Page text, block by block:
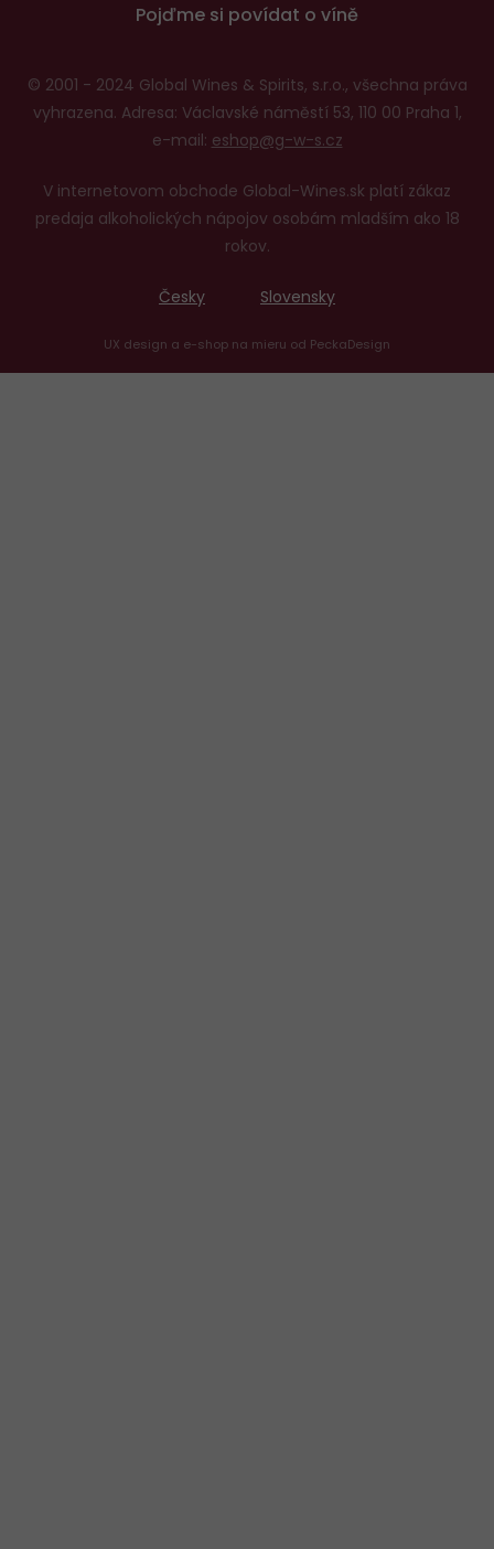
Pojďme si povídat o víně
© 2001 - 2024 Global Wines & Spirits, s.r.o., všechna práva
vyhrazena. Adresa: Václavské náměstí 53, 110 00 Praha 1,
e-mail: eshop@g-w-s.cz
V internetovom obchode Global-Wines.sk platí zákaz
predaja alkoholických nápojov osobám mladším ako 18
rokov.
Česky Slovensky
UX design a e-shop na mieru od PeckaDesign